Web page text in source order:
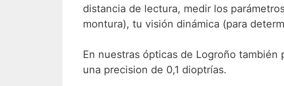
distancia de lectura, medir los
montura), tu visión dinámica (para
En nuestras ópticas de Logroño también
una precision de 0,1 dioptrías.